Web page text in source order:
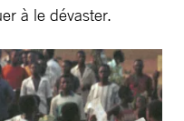
à le dévaster.